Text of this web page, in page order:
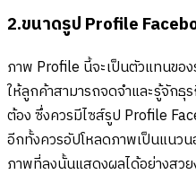
2.ขนาดรูปProfile
ภาพ Profile นี้จะเป็นตัวแทนขอ
ให้ลูกค้าสามารถจดจำและรู้จัก
ต้อง ซึ่งควรมีไซส์รูป Profile
อีกทั้งควรอัปโหลดภาพเป็นแนว
ภาพที่ลงนั้นแสดงผลได้อย่างสว